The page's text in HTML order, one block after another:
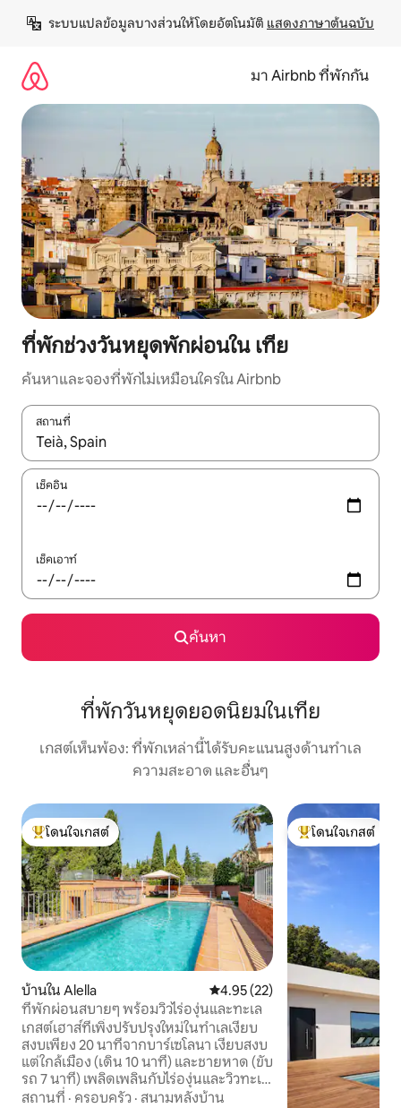
เนื้อหา
ระบบแปลข้อมูลบางส่วนให้โดยอัตโนมัติ แสดงภาษาต้นฉบับ
มา Airbnb ที่พักกัน
ที่พักช่วงวันหยุดพักผ่อนใน เทีย
ค้นหาและจองที่พักไม่เหมือนใครใน Airbnb
สถานที่
ใช้ลูกศรขึ้นลง หรือใช้การสัมผัสหรือปัด เพื่อสำรวจผลการค้นหา
เช็คอิน
เช็คเอาท์
ค้นหา
ที่พักวันหยุดยอดนิยมในเทีย
เกสต์เห็นพ้อง: ที่พักเหล่านี้ได้รับคะแนนสูงด้านทำเล
ความสะอาด และอื่นๆ
โดนใจเกสต์ที่สุด
โดนใจเกสต์
บ้านใน Alella คะแนนเฉลี่ย 4.95 จาก 5, 22 รีวิว
4.95 (22)
ที่พักผ่อนสบายๆ พร้อมวิวไร่องุ่นและทะเล
เกสต์เฮาส์ที่เพิ่งปรับปรุงใหม่ในทำเลเงียบ
สงบเพียง 20 นาทีจากบาร์เซโลนา เงียบสงบ
แต่ใกล้เมือง (เดิน 10 นาที) และชายหาด (ขับ
รถ 7 นาที) เพลิดเพลินกับไร่องุ่นและวิวทะเล
สวน บาร์บีคิว และสนามบาสเก็ตบอล เหมาะ
สถานที่ · ครอบครัว · สนามหลังบ้าน
โดนใจเกสต์ที่สุด
โดนใจเกสต์